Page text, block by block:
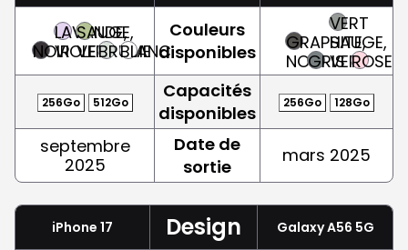
NOIR
LAVANDE,
VIOLET
SAUGE,
VERTBRUME
BLANC
Couleurs
disponibles
GRAPHITE,
NOIRGRIS
VERT
SAUGE,
VERTROSE
256Go 512Go
Capacités
disponibles
256Go 128Go
septembre
2025
Date de
sortie
mars 2025
iPhone 17 Design Galaxy A56 5G